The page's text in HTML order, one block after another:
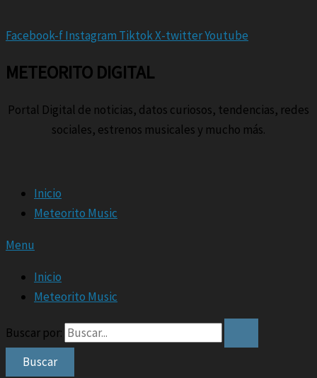
Facebook-fInstagram TiktokX-twitterYoutube
METEORITO DIGITAL
Portal Digital de noticias, datos curiosos, tendencias, redes
sociales, estrenos musicales y mucho más.
Inicio
Meteorito Music
Menu
Inicio
Meteorito Music
Buscar por: